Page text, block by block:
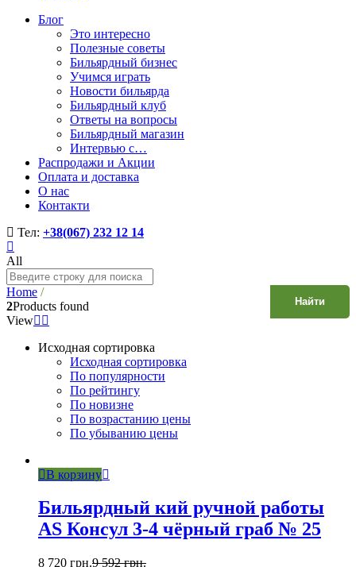
Блог
Это интересно
Полезные советы
Бильярдный бизнес
Учимся играть
Новости бильярда
Бильярдный клуб
Ответы на вопросы
Бильярдный магазин
Интервью с…
Распродажи и Акции
Оплата и доставка
О нас
Контакти
Тел: +38(067) 232 12 14
All
Найти
Home /
2Products found
View
Исходная сортировка
Исходная сортировка
По популярности
По рейтингу
По новизне
По возрастанию цены
По убыванию цены
В корзину
Бильярдный кий ручной работы
AS Консул 3-4 чёрный граб № 25
8 720 грн.9 592грн.